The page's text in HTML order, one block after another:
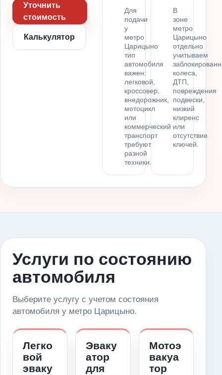
Уточнить
стоимость
Калькулятор
Для
подачи
у
метро
Царицыно
тип
автомобиля
важен:
легковой,
кроссовер,
внедорожник,
мотоцикл
или
коммерческий
транспорт
требуют
разной
техники.
В
зоне
метро
Царицыно
отдельно
учитываем
колеса,
ДТП,
повреждения
подвески,
низкий
клиренс
или
отсутствие
ключей.
Услуги по состоянию
автомобиля
Выберите услугу с учетом состояния
автомобиля у метро Царицыно.
Легко
вой
эваку
Эваку
атор
для
Мотоэ
вакуа
тор